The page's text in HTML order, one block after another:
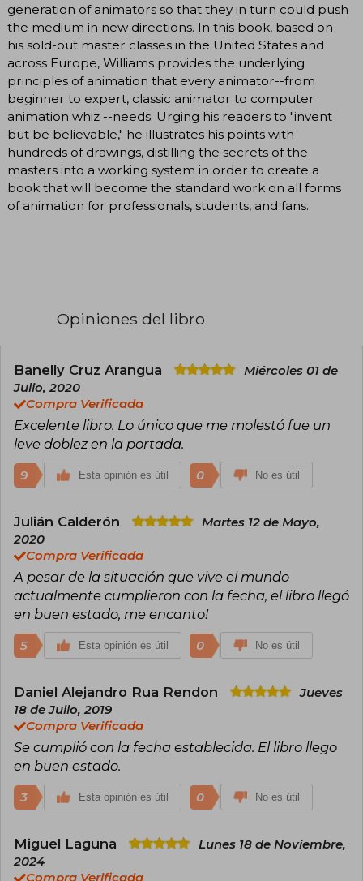
generation of animators so that they in turn could push
the medium in new directions. In this book, based on
his sold-out master classes in the United States and
across Europe, Williams provides the underlying
principles of animation that every animator--from
beginner to expert, classic animator to computer
animation whiz --needs. Urging his readers to "invent
but be believable," he illustrates his points with
hundreds of drawings, distilling the secrets of the
masters into a working system in order to create a
book that will become the standard work on all forms
of animation for professionals, students, and fans.
Opiniones del libro
Banelly Cruz Arangua
Miércoles 01 de
Julio, 2020
Compra Verificada
Excelente libro. Lo único que me molestó fue un
leve doblez en la portada.
9 Esta opinión es útil 0 No es útil
Julián Calderón
Martes 12 de Mayo,
2020
Compra Verificada
A pesar de la situación que vive el mundo
actualmente cumplieron con la fecha, el libro llegó
en buen estado, me encanto!
5 Esta opinión es útil 0 No es útil
Daniel Alejandro Rua Rendon
Jueves
18 de Julio, 2019
Compra Verificada
Se cumplió con la fecha establecida. El libro llego
en buen estado.
3 Esta opinión es útil 0 No es útil
Miguel Laguna
Lunes 18 de Noviembre,
2024
Compra Verificada